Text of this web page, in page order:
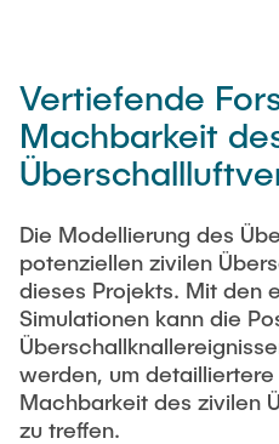
Team
Neuigkeiten
Kooperationen
Anfahrt
FORSCHUNG
Forschungsprojekte
Promotion
Dissertationen
Publikationen
Auszeichnungen
LEHRE
Lehrveranstaltungen
Studentische Arbeiten
Lehrkörper
FAQ
STELLENANGEBOTE
Wissensch.
Studentische Arbeiten
HiWi-Stellen
TU & You
Vertiefende
Machbarkeit
Die Modellierung des
potenziellen zivilen
dieses Projekts. Mit den
Simulationen kann die
werden, um detailliertere
Machbarkeit des zivilen
zu treffen.